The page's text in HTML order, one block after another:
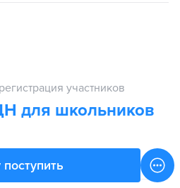
регистрация участников
для школьников